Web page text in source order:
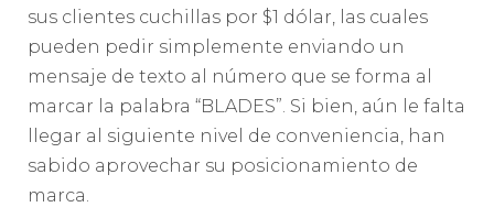
sus clientes cuchillas por $1 dólar, las cuales
pueden pedir simplemente enviando un
mensaje de texto al número que se forma al
marcar la palabra “BLADES”. Si bien, aún le falta
llegar al siguiente nivel de conveniencia, han
sabido aprovechar su posicionamiento de
marca.